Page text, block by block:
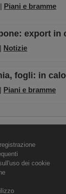
Piani e bramme
export in
Notizie
fogli: in
Piani e bramme
dei cookie